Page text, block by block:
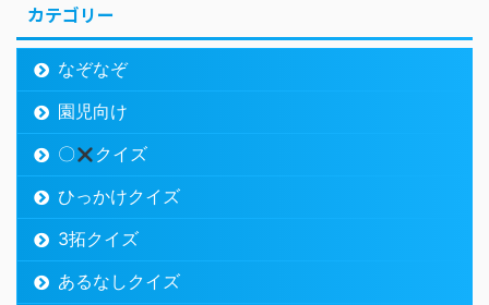
カテゴリー
なぞなぞ
園児向け
〇
クイズ
ひっかけクイズ
3拓クイズ
あるなしクイズ